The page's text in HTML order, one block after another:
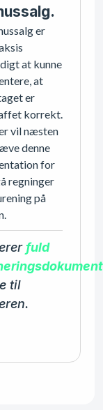
er
at kunne
at
er
korrekt.
vil næsten
denne
for
regninger
på
fuld
til